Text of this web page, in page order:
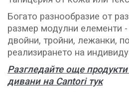
Богато разнообразие от
размер модулни елементи -
двойни, тройни, лежанки,
реализирането на
Разгледайте още
дивани на Cantori тук